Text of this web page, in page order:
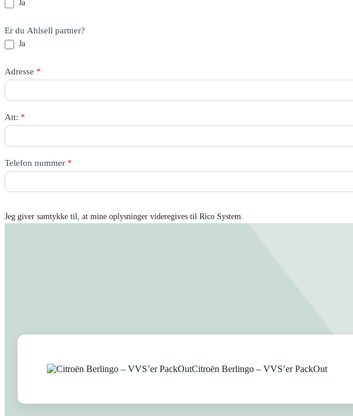
Ja
Er du Ahlsell partner?
Ja
Adresse *
Att: *
Telefon nummer *
Jeg giver samtykke til, at mine oplysninger videregives til Rico System.